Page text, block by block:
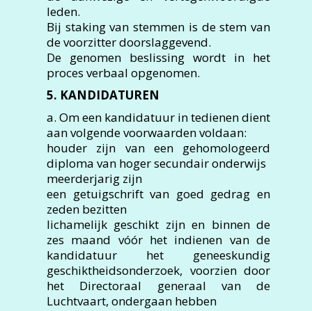
leden.
Bij staking van stemmen is de stem van
de voorzitter doorslaggevend.
De genomen beslissing wordt in het
proces verbaal opgenomen.
5. KANDIDATUREN
a. Om een kandidatuur in tedienen dient
aan volgende voorwaarden voldaan:
houder zijn van een gehomologeerd
diploma van hoger secundair onderwijs
meerderjarig zijn
een getuigschrift van goed gedrag en
zeden bezitten
lichamelijk geschikt zijn en binnen de
zes maand vóór het indienen van de
kandidatuur het geneeskundig
geschiktheidsonderzoek, voorzien door
het Directoraal generaal van de
Luchtvaart, ondergaan hebben